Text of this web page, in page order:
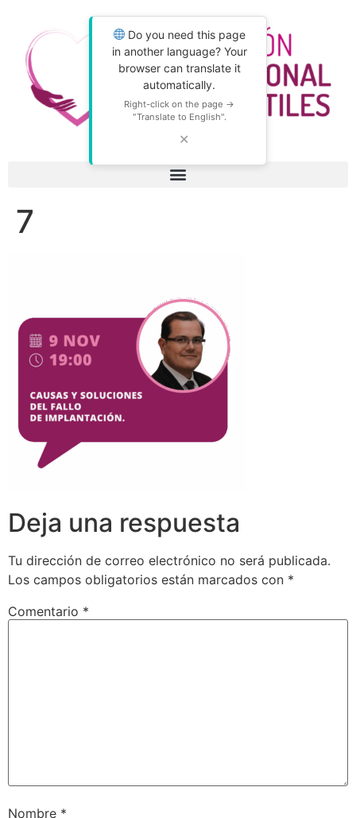
Do you need this page
in another language? Your
browser can translate it
automatically.
Right-click on the page →
"Translate to English".
✕
7
Deja una respuesta
Tu dirección de correo electrónico no será publicada.
Los campos obligatorios están marcados con *
Comentario *
Nombre *